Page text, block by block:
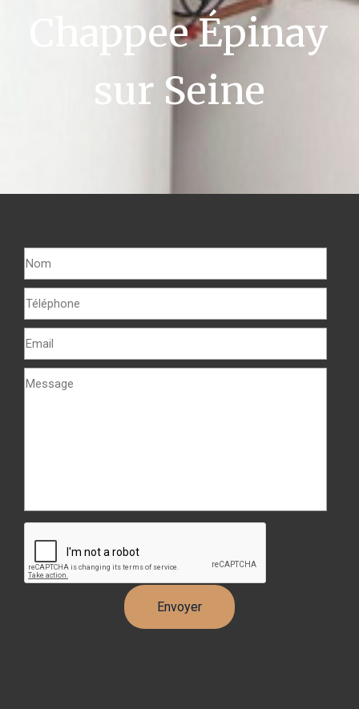
Chappee Épinay
sur Seine